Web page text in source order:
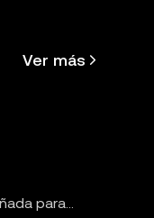
Ver más
para